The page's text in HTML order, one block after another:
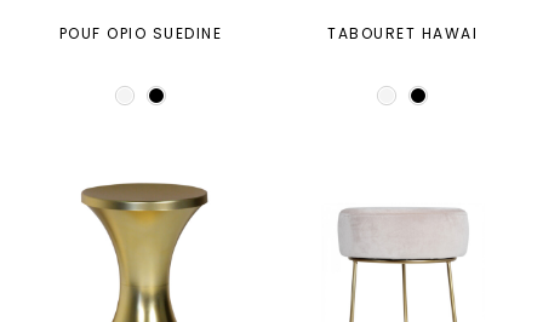
POUF OPIO SUEDINE TABOURET HAWAI